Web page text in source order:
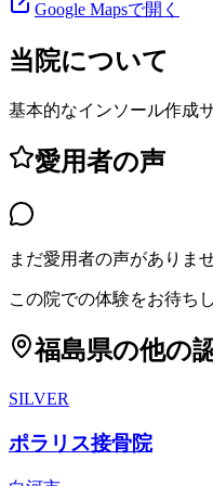
Google Mapsで開く
当院について
基本的なインソール作成
愛用者の声
まだ愛用者の声がありま
この院での体験をお待ち
福島県の他の
SILVER
ポラリス接骨院